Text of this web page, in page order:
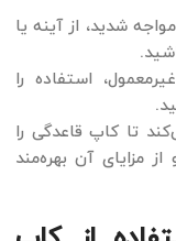
شدید، از آینه یا
استفاده را
تا کاپ قاعدگی را
مزایای آن بهره‌مند